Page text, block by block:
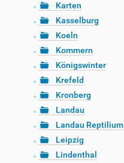
Karten
Kasselburg
Koeln
Kommern
Königswinter
Krefeld
Kronberg
Landau
Landau Reptilium
Leipzig
Lindenthal